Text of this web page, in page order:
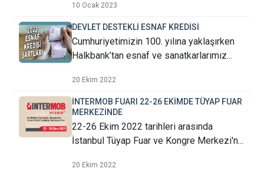
10 Ocak 2023
DEVLET DESTEKLİ ESNAF KREDİSİ
Cumhuriyetimizin 100. yılına yaklaşırken
Halkbank’tan esnaf ve sanatkarlarımız...
20 Ekim 2022
İNTERMOB FUARI 22-26 EKİMDE TÜYAP FUAR
MERKEZİNDE
22-26 Ekim 2022 tarihleri arasında
İstanbul Tüyap Fuar ve Kongre Merkezi'n...
20 Ekim 2022